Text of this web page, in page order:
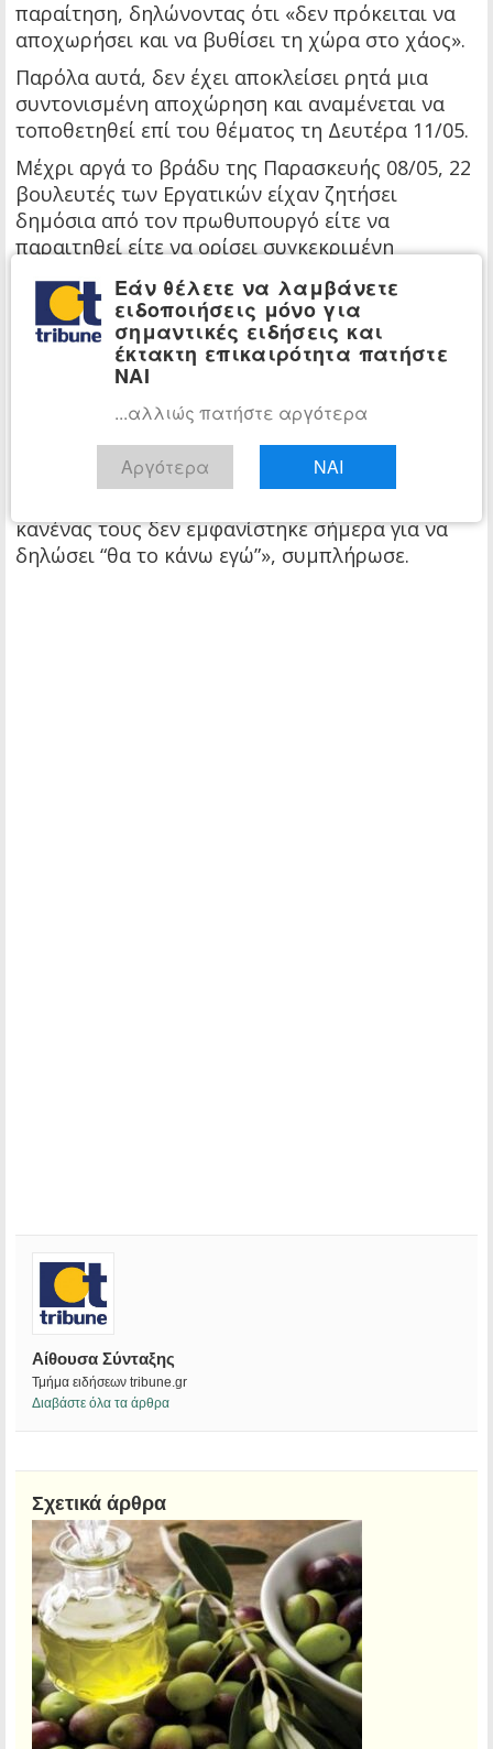
παραίτηση, δηλώνοντας ότι «δεν πρόκειται να
αποχωρήσει και να βυθίσει τη χώρα στο χάος».
Παρόλα αυτά, δεν έχει αποκλείσει ρητά μια
συντονισμένη αποχώρηση και αναμένεται να
τοποθετηθεί επί του θέματος τη Δευτέρα 11/05.
Μέχρι αργά το βράδυ της Παρασκευής 08/05, 22
βουλευτές των Εργατικών είχαν ζητήσει
δημόσια από τον πρωθυπουργό είτε να
παραιτηθεί είτε να ορίσει συγκεκριμένη
ημερομηνία εξόδου, σύμφωνα με το BBC.
Η Γουέστ δεν κατονόμασε κάποιον
συγκεκριμένο αντικαταστάτη.
«Δεν έχω κάποιον υποψήφιο», παραδέχθηκε.
«Αυτό είναι μέρος του προβλήματος». «Πιστεύω
όμως ότι υπάρχουν αρκετοί που θα ήθελαν τη
θέση και προετοιμάζονται εδώ και μήνες.
κανένας τους δεν εμφανίστηκε σήμερα για να
δηλώσει “θα το κάνω εγώ”», συμπλήρωσε.
Αίθουσα Σύνταξης
Τμήμα ειδήσεων tribune.gr
Διαβάστε όλα τα άρθρα
Σχετικά άρθρα
Εάν θέλετε να λαμβάνετε
ειδοποιήσεις μόνο για
σημαντικές ειδήσεις και
έκτακτη επικαιρότητα πατήστε
ΝΑΙ
...αλλιώς πατήστε αργότερα
Αργότερα ΝΑΙ